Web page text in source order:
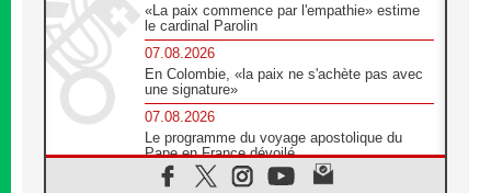
«La paix commence par l'empathie» estime
le cardinal Parolin
07.08.2026
En Colombie, «la paix ne s'achète pas avec
une signature»
07.08.2026
Le programme du voyage apostolique du
Pape en France dévoilé
07.08.2026